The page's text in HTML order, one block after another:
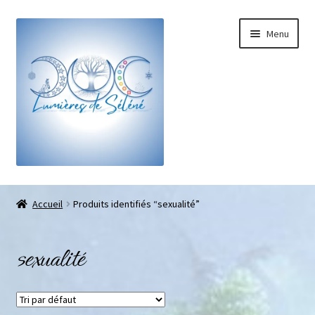
Menu
Boutique
Galets pouce anti-stress
Pendentifs sifflet et fioles
Accueil Produits identifiés “sexualité”
sexualité